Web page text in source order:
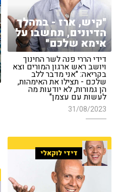
"קיש, ארז - במהלך
הדיונים, תחשבו על
אימא שלכם"
דידי הררי פנה לשר החינוך
ויושב ראש ארגון המורים וצא
בקריאה: "אני מדבר ללב
שלכם - תצילו את האימהות,
הן גמורות, לא יודעות מה
לעשות עם עצמן"
31/08/2023
דידי לוקאלי